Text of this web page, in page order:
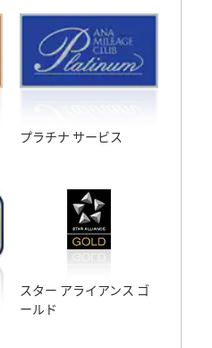
プラチナ サービス
スター アライアンス ゴ
ールド